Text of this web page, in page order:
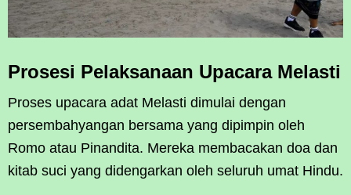
Prosesi Pelaksanaan Upacara Melasti
Proses upacara adat Melasti dimulai dengan
persembahyangan bersama yang dipimpin oleh
Romo atau Pinandita. Mereka membacakan doa dan
kitab suci yang didengarkan oleh seluruh umat Hindu.